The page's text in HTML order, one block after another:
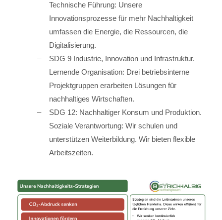
Technische Führung: Unsere
Innovationsprozesse für mehr Nachhaltigkeit
umfassen die Energie, die Ressourcen, die
Digitalisierung.
SDG 9 Industrie, Innovation und Infrastruktur.
Lernende Organisation: Drei betriebsinterne
Projektgruppen erarbeiten Lösungen für
nachhaltiges Wirtschaften.
SDG 12: Nachhaltiger Konsum und Produktion.
Soziale Verantwortung: Wir schulen und
unterstützen Weiterbildung. Wir bieten flexible
Arbeitszeiten.